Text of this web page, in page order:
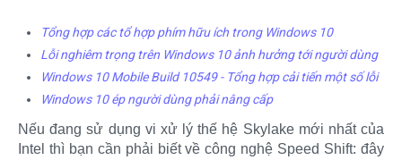
Tổng hợp các tổ hợp phím hữu ích trong Windows 10
Lỗi nghiêm trọng trên Windows 10 ảnh hưởng tới người dùng
Windows 10 Mobile Build 10549 - Tổng hợp cải tiến một số lỗi
Windows 10 ép người dùng phải nâng cấp
Nếu đang sử dụng vi xử lý thế hệ Skylake mới nhất của
Intel thì bạn cần phải biết về công nghệ Speed Shift: đây